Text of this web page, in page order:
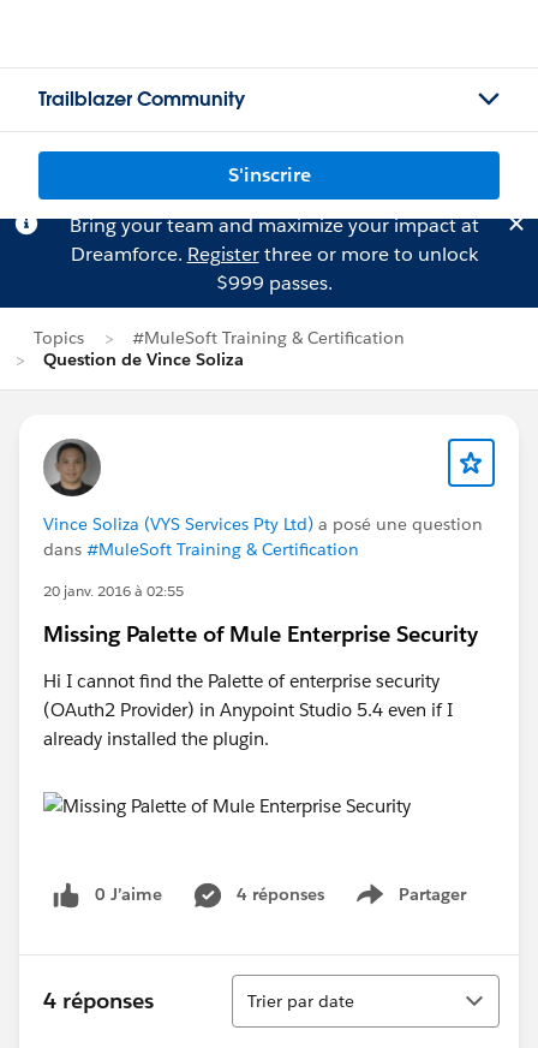
Trailblazer Community
S'inscrire
Bring your team and maximize your impact at
Dreamforce. Registerthree or more to unlock
$999 passes.
Topics
#MuleSoft Training & Certification
Question de Vince Soliza
Vince Soliza (VYS Services Pty Ltd) a posé une question
dans #MuleSoft Training & Certification
20 janv. 2016 à 02:55
Missing Palette of Mule Enterprise Security
Hi I cannot find the Palette of enterprise security
(OAuth2 Provider) in Anypoint Studio 5.4 even if I
already installed the plugin.
0 J’aime 4 réponses Partager
Show menu
4 réponses
Tri
Trier par date